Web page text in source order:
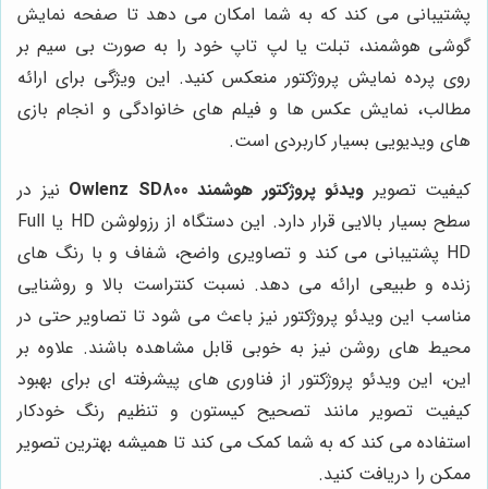
پشتیبانی می کند که به شما امکان می دهد تا صفحه نمایش
گوشی هوشمند، تبلت یا لپ تاپ خود را به صورت بی سیم بر
روی پرده نمایش پروژکتور منعکس کنید. این ویژگی برای ارائه
مطالب، نمایش عکس ها و فیلم های خانوادگی و انجام بازی
های ویدیویی بسیار کاربردی است.
کیفیت تصویر ویدئو پروژکتور هوشمند Owlenz SD800
نیز در
سطح بسیار بالایی قرار دارد. این دستگاه از رزولوشن HD یا Full
HD پشتیبانی می کند و تصاویری واضح، شفاف و با رنگ های
زنده و طبیعی ارائه می دهد. نسبت کنتراست بالا و روشنایی
مناسب این ویدئو پروژکتور نیز باعث می شود تا تصاویر حتی در
محیط های روشن نیز به خوبی قابل مشاهده باشند. علاوه بر
این، این ویدئو پروژکتور از فناوری های پیشرفته ای برای بهبود
کیفیت تصویر مانند تصحیح کیستون و تنظیم رنگ خودکار
استفاده می کند که به شما کمک می کند تا همیشه بهترین تصویر
ممکن را دریافت کنید.